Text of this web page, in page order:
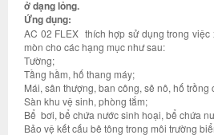
ở dạng lỏng.
Ứng dụng:
AC 02 FLEX thích hợp sử dụng trong việc
mòn cho các hạng mục như sau:
Tường;
Tầng hầm, hố thang máy;
Mái, sân thượng, ban công, sê nô, hố trồng
Sàn khu vệ sinh, phòng tắm;
Bể bơi, bể chứa nước sinh hoại, bể chứa
Bảo vệ kết cấu bê tông trong môi trường